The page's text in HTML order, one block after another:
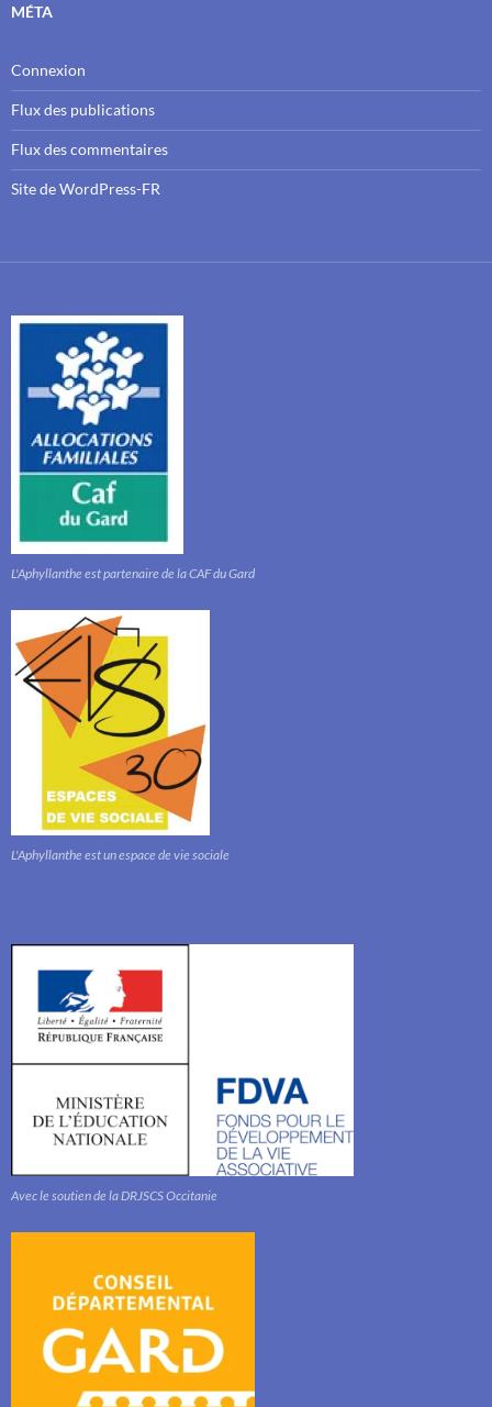
MÉTA
Connexion
Flux des publications
Flux des commentaires
Site de WordPress-FR
L'Aphyllanthe est partenaire de la CAF du Gard
L'Aphyllanthe est un espace de vie sociale
Avec le soutien de la DRJSCS Occitanie